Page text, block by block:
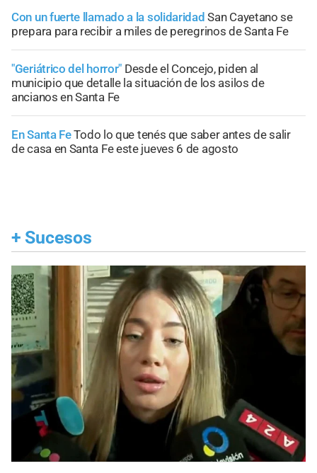
Con un fuerte llamado a la solidaridad San Cayetano se
prepara para recibir a miles de peregrinos de Santa Fe
"Geriátrico del horror" Desde el Concejo, piden al
municipio que detalle la situación de los asilos de
ancianos en Santa Fe
En Santa FeTodo lo que tenés que saber antes de salir
de casa en Santa Fe este jueves 6 de agosto
+ Sucesos